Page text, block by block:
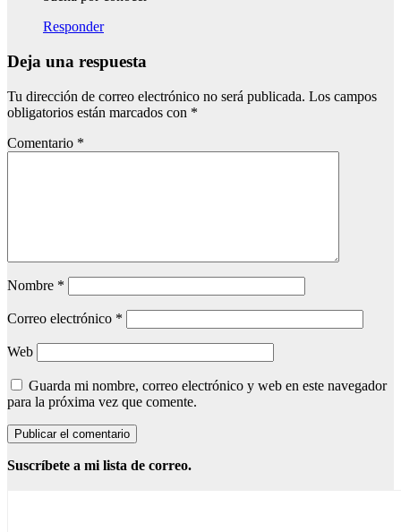
Responder
Deja una respuesta
Tu dirección de correo electrónico no será publicada. Los campos
obligatorios están marcados con *
Comentario *
Nombre *
Correo electrónico *
Web
Guarda mi nombre, correo electrónico y web en este navegador
para la próxima vez que comente.
Suscríbete a mi lista de correo.